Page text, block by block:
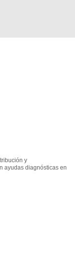
y
ayudas diagnósticas en